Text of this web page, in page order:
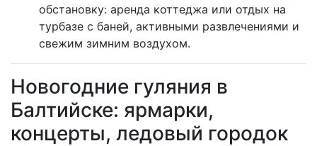
обстановку: аренда коттеджа или отдых на
турбазе с баней, активными развлечениями и
свежим зимним воздухом.
Новогодние гуляния в
Балтийске: ярмарки,
концерты, ледовый городок